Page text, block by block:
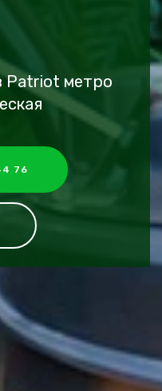
Patriot метро
76